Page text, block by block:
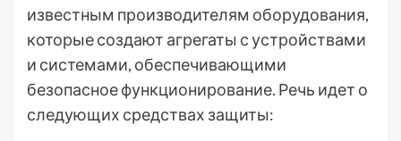
известным производителям оборудования,
которые создают агрегаты с устройствами
и системами, обеспечивающими
безопасное функционирование. Речь идет о
следующих средствах защиты: